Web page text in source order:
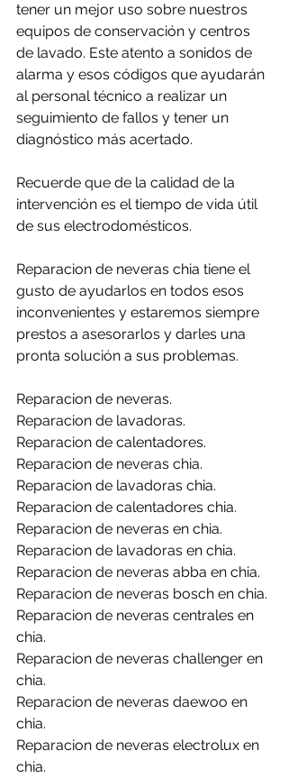
tener un mejor uso sobre nuestros
equipos de conservación y centros
de lavado. Este atento a sonidos de
alarma y esos códigos que ayudarán
al personal técnico a realizar un
seguimiento de fallos y tener un
diagnóstico más acertado.
Recuerde que de la calidad de la
intervención es el tiempo de vida útil
de sus electrodomésticos.
Reparacion de neveras chia tiene el
gusto de ayudarlos en todos esos
inconvenientes y estaremos siempre
prestos a asesorarlos y darles una
pronta solución a sus problemas.
Reparacion de neveras.
Reparacion de lavadoras.
Reparacion de calentadores.
Reparacion de neveras chia.
Reparacion de lavadoras chia.
Reparacion de calentadores chia.
Reparacion de neveras en chia.
Reparacion de lavadoras en chia.
Reparacion de neveras abba en chia.
Reparacion de neveras bosch en chia.
Reparacion de neveras centrales en
chia.
Reparacion de neveras challenger en
chia.
Reparacion de neveras daewoo en
chia.
Reparacion de neveras electrolux en
chia.